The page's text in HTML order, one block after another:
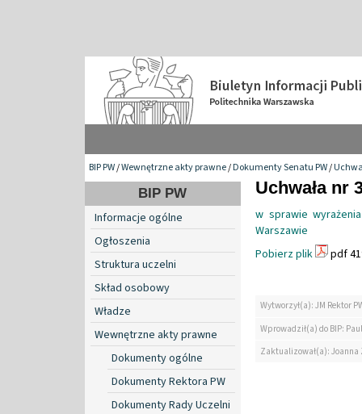
BIP PW/Wewnętrzne akty prawne/Dokumenty Senatu PW/
BIP PW
Informacje ogólne
Ogłoszenia
Struktura uczelni
Skład osobowy
Władze
Wewnętrzne akty prawne
Dokumenty ogólne
Dokumenty Rektora PW
Dokumenty Rady Uczelni
Uchwała nr
w sprawie
Warszawie
Pobierz plik
pdf
Wytworzył(a): JM Rektor
Wprowadził(a) do BIP:
Zaktualizował(a):